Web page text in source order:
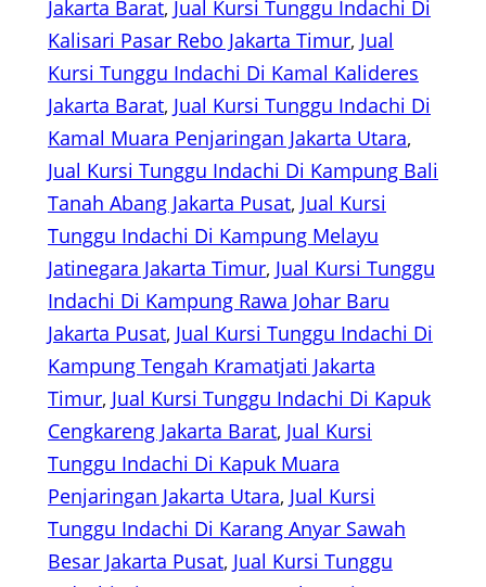
Jakarta Barat, Jual Kursi Tunggu Indachi Di
Kalisari Pasar Rebo Jakarta Timur, Jual
Kursi Tunggu Indachi Di Kamal Kalideres
Jakarta Barat, Jual Kursi Tunggu Indachi Di
Kamal Muara Penjaringan Jakarta Utara
Jual Kursi Tunggu Indachi Di Kampung Bali
Tanah Abang Jakarta Pusat, Jual Kursi
Tunggu Indachi Di Kampung Melayu
Jatinegara Jakarta Timur, Jual Kursi Tunggu
Indachi Di Kampung Rawa Johar Baru
Jakarta Pusat, Jual Kursi Tunggu Indachi Di
Kampung Tengah Kramatjati Jakarta
Timur, Jual Kursi Tunggu Indachi Di Kapuk
Cengkareng Jakarta Barat, Jual Kursi
Tunggu Indachi Di Kapuk Muara
Penjaringan Jakarta Utara, Jual Kursi
Tunggu Indachi Di Karang Anyar Sawah
Besar Jakarta Pusat, Jual Kursi Tunggu